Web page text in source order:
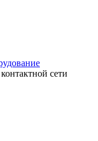
сети